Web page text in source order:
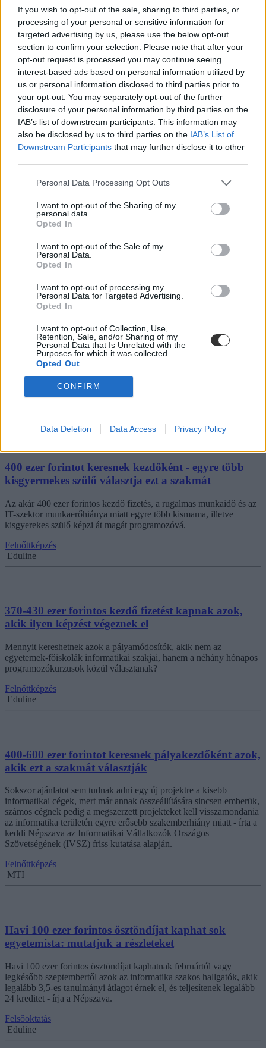
If you wish to opt-out of the sale, sharing to third parties, or
processing of your personal or sensitive information for
targeted advertising by us, please use the below opt-out
section to confirm your selection. Please note that after your
opt-out request is processed you may continue seeing
interest-based ads based on personal information utilized by
us or personal information disclosed to third parties prior to
your opt-out. You may separately opt-out of the further
disclosure of your personal information by third parties on the
IAB’s list of downstream participants. This information may
also be disclosed by us to third parties on the IAB’s List of
Downstream Participants that may further disclose it to other
Personal Data Processing Opt Outs
I want to opt-out of the Sharing of my
personal data.
Opted In
I want to opt-out of the Sale of my
Personal Data.
Opted In
I want to opt-out of processing my
Personal Data for Targeted Advertising.
Opted In
I want to opt-out of Collection, Use,
Retention, Sale, and/or Sharing of my
Personal Data that Is Unrelated with the
Purposes for which it was collected.
Opted Out
CONFIRM
Data Deletion Data Access Privacy Policy
szakembereket
Szüksége van a gazdaságnak informatikusokra, máig nagyon kevés
a jelentkező, ráadásul sokan a felvettek közül is korán engednek a
jól fizető cégek csábításának, és „félig képzetten” hagyják ott az
egyetemet.
Felsőoktatás
„Ma már mindennek és mindenkinek köze van az
Milyen lesz a világ tíz, húsz vagy harminc év múlva? Ki tudja
később? Segítünk: senki. Azt viszont tudjuk, most mivel nem
nyúlhatsz mellé.
Szponzor tartalom
Azonnal jól fizető állást találnak azok, akik ilyen
A kiberbűnözés terjedésével egyre növekszik az igény a jól képzett
információbiztonsági szakemberekre. Három éven belül várhatóan
3,5 millió betöltetlen állás lesz a szektorban világszerte, az európai
cégek háromnegyede szerint nem megfelelő a kiberbiztonsági
csapata.
400 ezer forintot keresnek kezdőként - egyre több
kisgyermekes szülő választja ezt a szakmát
Az akár 400 ezer forintos kezdő fizetés, a rugalmas munkaidő és az
IT-szektor munkaerőhiánya miatt egyre több kismama, illetve
kisgyerekes szülő képzi át magát programozóvá.
Felnőttképzés
Eduline
370-430 ezer forintos kezdő fizetést kapnak azok,
akik ilyen képzést végeznek el
Mennyit kereshetnek azok a pályamódosítók, akik nem az
egyetemek-főiskolák informatikai szakjai, hanem a néhány hónapos
programozókurzusok közül választanak?
Felnőttképzés
Eduline
400-600 ezer forintot keresnek pályakezdőként azok,
akik ezt a szakmát választják
Sokszor ajánlatot sem tudnak adni egy új projektre a kisebb
informatikai cégek, mert már annak összeállítására sincsen emberük,
számos cégnek pedig a megszerzett projekteket kell visszamondania
az informatika területén egyre erősebb szakemberhiány miatt - írta a
keddi Népszava az Informatikai Vállalkozók Országos
Szövetségének (IVSZ) friss kutatása alapján.
Felnőttképzés
MTI
Havi 100 ezer forintos ösztöndíjat kaphat sok
egyetemista: mutatjuk a részleteket
Havi 100 ezer forintos ösztöndíjat kaphatnak februártól vagy
legkésőbb szeptembertől azok az informatika szakos hallgatók, akik
legalább 3,5-es tanulmányi átlagot érnek el, és teljesítenek legalább
24 kreditet - írja a Népszava.
Felsőoktatás
Eduline